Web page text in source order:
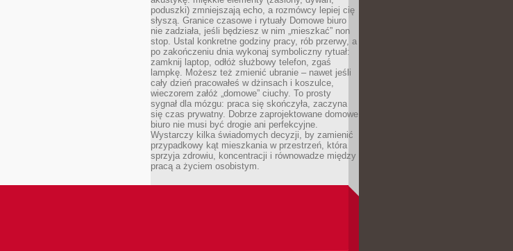
poduszki) zmniejszają echo, a rozmówcy lepiej cię
słyszą. Granice czasowe i rytuały Domowe biuro
nie zadziała, jeśli będziesz w nim „mieszkać” non
stop. Ustal konkretne godziny pracy, rób przerwy, a
po zakończeniu dnia wykonaj symboliczny rytuał:
zamknij laptop, odłóż służbowy telefon, zgaś
lampkę. Możesz też zmienić ubranie – nawet jeśli
cały dzień pracowałeś w dżinsach i koszulce,
wieczorem załóż „domowe” ciuchy. To prosty
sygnał dla mózgu: praca się skończyła, zaczyna
się czas prywatny. Dobrze zaprojektowane domowe
biuro nie musi być drogie ani perfekcyjne.
Wystarczy kilka świadomych decyzji, by zamienić
przypadkowy kąt mieszkania w przestrzeń, która
sprzyja zdrowiu, koncentracji i równowadze między
pracą a życiem osobistym.